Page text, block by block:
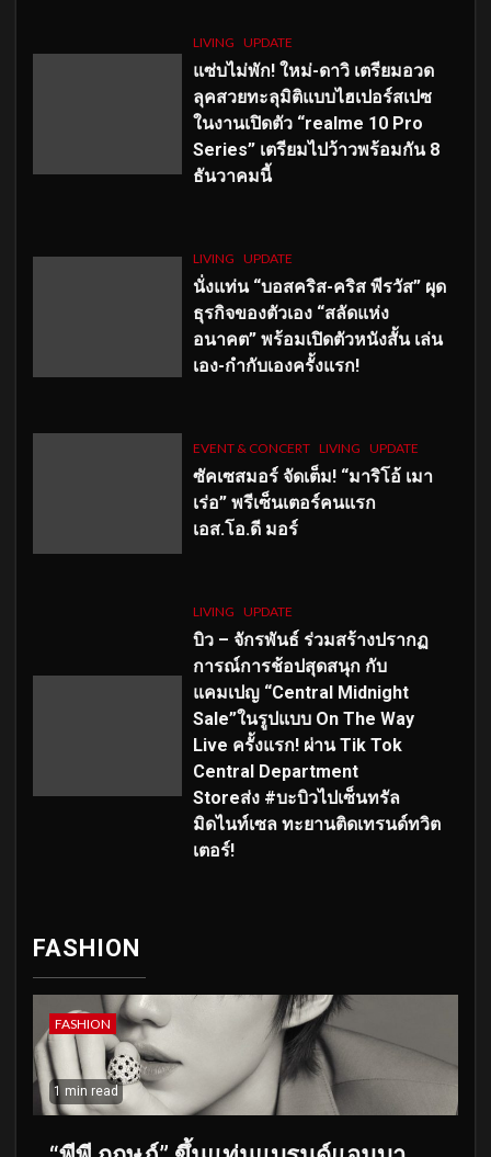
LIVING UPDATE
แซ่บไม่พัก! ใหม่-ดาวิ เตรียมอวด
ลุคสวยทะลุมิติแบบไฮเปอร์สเปซ
ในงานเปิดตัว “realme 10 Pro
Series” เตรียมไปว้าวพร้อมกัน 8
ธันวาคมนี้
LIVING UPDATE
นั่งแท่น “บอสคริส-คริส พีรวัส” ผุด
ธุรกิจของตัวเอง “สลัดแห่ง
อนาคต” พร้อมเปิดตัวหนังสั้น เล่น
เอง-กำกับเองครั้งแรก!
EVENT & CONCERT LIVING UPDATE
ซัคเซสมอร์ จัดเต็ม! “มาริโอ้ เมา
เร่อ” พรีเซ็นเตอร์คนแรก
เอส.โอ.ดี มอร์
LIVING UPDATE
บิว – จักรพันธ์ ร่วมสร้างปรากฏ
การณ์การช้อปสุดสนุก กับ
แคมเปญ “Central Midnight
Sale”ในรูปแบบ On The Way
Live ครั้งแรก! ผ่าน Tik Tok
Central Department
Storeส่ง #บะบิวไปเซ็นทรัล
มิดไนท์เซล ทะยานติดเทรนด์ทวิต
เตอร์!
FASHION
FASHION
1 min read